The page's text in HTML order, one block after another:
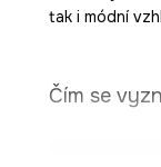
tak i módní
Čím se